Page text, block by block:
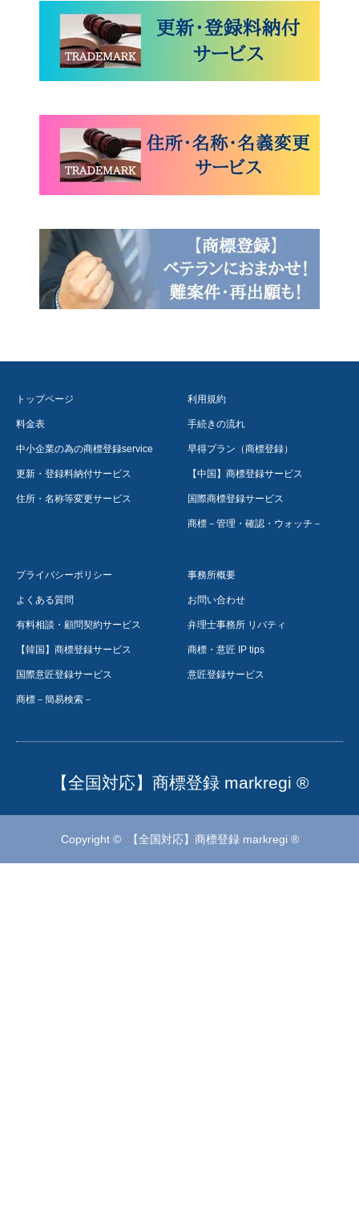
トップページ
料金表
中小企業の為の商標登録service
更新・登録料納付サービス
住所・名称等変更サービス
利用規約
手続きの流れ
早得プラン（商標登録）
【中国】商標登録サービス
国際商標登録サービス
商標－管理・確認・ウォッチ－
プライバシーポリシー
よくある質問
有料相談・顧問契約サービス
【韓国】商標登録サービス
国際意匠登録サービス
商標－簡易検索－
事務所概要
お問い合わせ
弁理士事務所 リバティ
商標・意匠 IP tips
意匠登録サービス
【全国対応】商標登録 markregi ®
Copyright © 【全国対応】商標登録 markregi ®